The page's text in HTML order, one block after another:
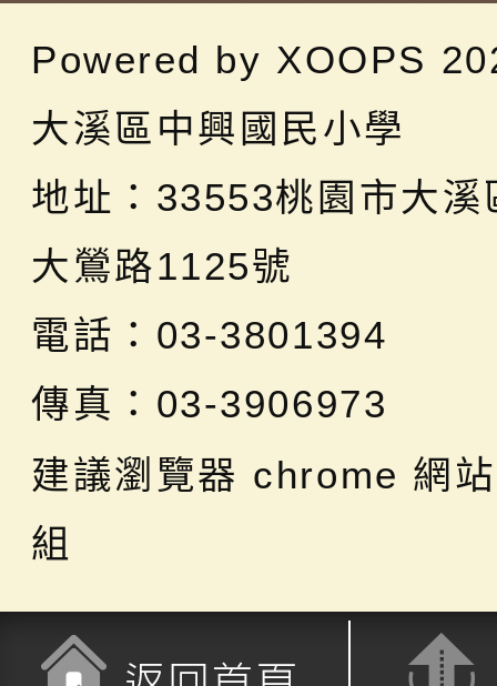
Powered by XOOPS
大溪區中興國民小學
地址： 33553桃園市大溪
大鶯路1125號
電話：03-3801394
傳真：03-3906973
建議瀏覽器 chrome 網
組